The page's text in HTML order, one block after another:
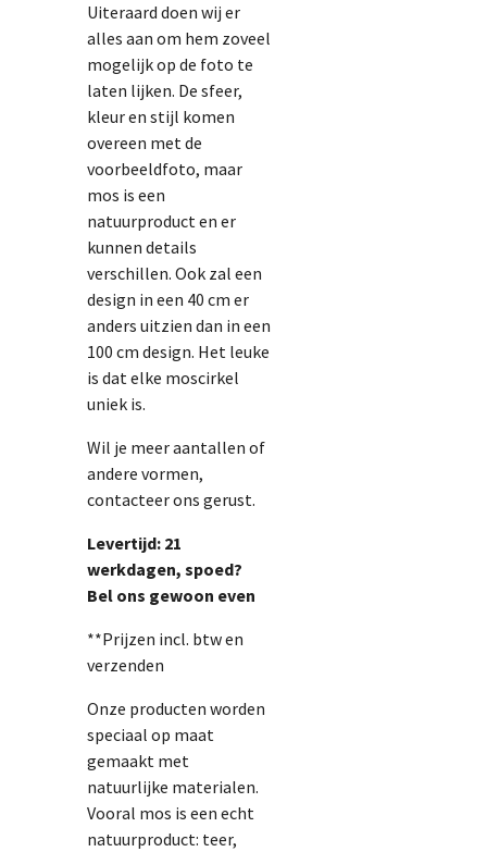
Uiteraard doen wij er
alles aan om hem zoveel
mogelijk op de foto te
laten lijken. De sfeer,
kleur en stijl komen
overeen met de
voorbeeldfoto, maar
mos is een
natuurproduct en er
kunnen details
verschillen. Ook zal een
design in een 40 cm er
anders uitzien dan in een
100 cm design. Het leuke
is dat elke moscirkel
uniek is.
Wil je meer aantallen of
andere vormen,
contacteer ons gerust.
Levertijd: 21
werkdagen, spoed?
Bel ons gewoon even
**Prijzen incl. btw en
verzenden
Onze producten worden
speciaal op maat
gemaakt met
natuurlijke materialen.
Vooral mos is een echt
natuurproduct: teer,